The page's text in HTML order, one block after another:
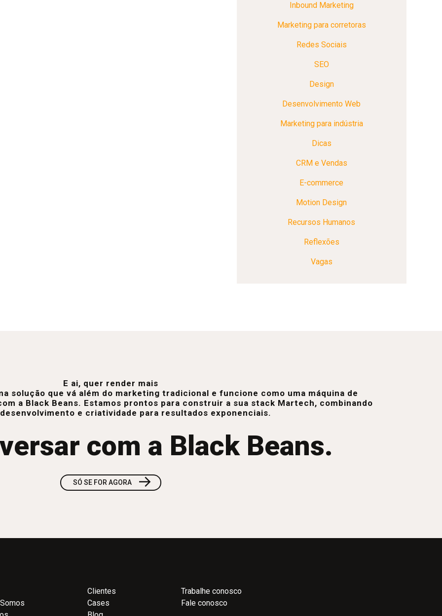
Inbound Marketing
Marketing para corretoras
Redes Sociais
SEO
Design
Desenvolvimento Web
Marketing para indústria
Dicas
CRM e Vendas
E-commerce
Motion Design
Recursos Humanos
Reflexões
Vagas
E ai, quer render mais
solução que vá além do marketing tradicional e funcione como uma máquina de
a Black Beans. Estamos prontos para construir a sua stack Martech, combinando
e criatividade para resultados exponenciais.
com a Black Beans.
SÓ SE FOR AGORA →
Clientes
Cases
Trabalhe conosco
Fale conosco